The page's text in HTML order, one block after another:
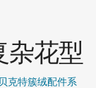
杂花型
克特簇绒配件系